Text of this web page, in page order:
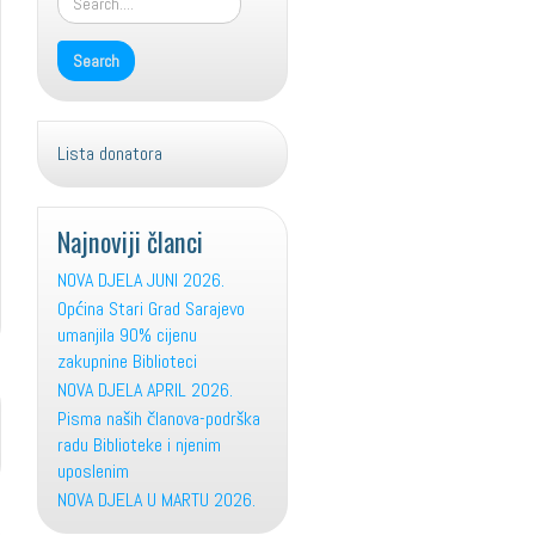
Lista donatora
Najnoviji članci
NOVA DJELA JUNI 2026.
Općina Stari Grad Sarajevo
umanjila 90% cijenu
zakupnine Biblioteci
NOVA DJELA APRIL 2026.
Pisma naših članova-podrška
radu Biblioteke i njenim
uposlenim
NOVA DJELA U MARTU 2026.